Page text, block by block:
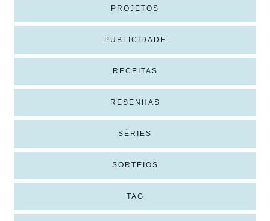
PROJETOS
PUBLICIDADE
RECEITAS
RESENHAS
SÉRIES
SORTEIOS
TAG